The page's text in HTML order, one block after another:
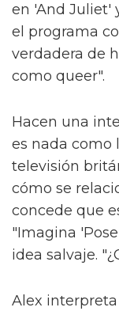
en 'And Juliet'
el programa
verdadera de
como queer".
Hacen una
es nada como
televisión
cómo se
concede que
"Imagina
idea salvaje.
Alex